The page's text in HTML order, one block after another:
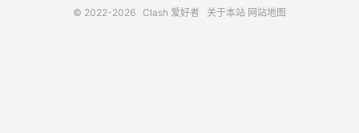
© 2022-2026 Clash 爱好者 关于本站 网站地图